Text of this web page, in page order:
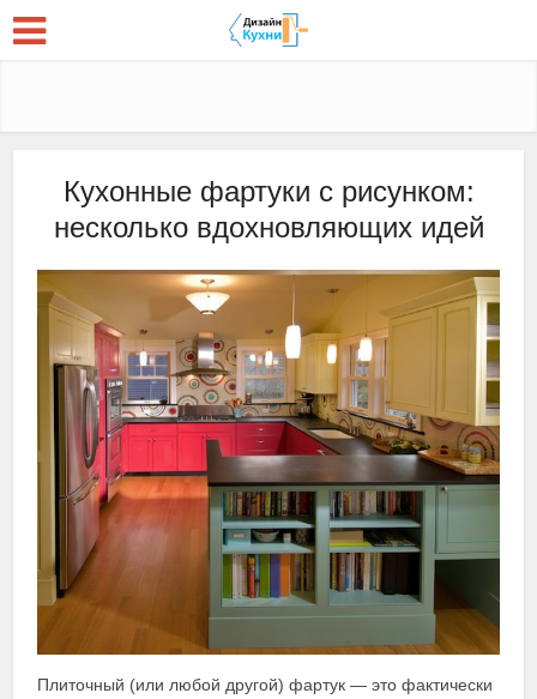
Кухонные фартуки с рисунком:
несколько вдохновляющих идей
Плиточный (или любой другой) фартук — это фактически